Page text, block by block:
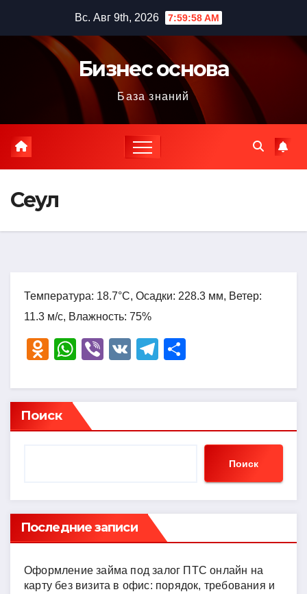
содержимому
Вс. Авг 9th, 2026 7:59:59 AM
Бизнес основа
База знаний
Сеул
Температура: 18.7°C, Осадки: 228.3 мм, Ветер:
11.3 м/с, Влажность: 75%
O
n
o
kl
ni
ki
W
at
s
A
Vi
er
V
T
e
a
р
в
ть
Поиск
Поиск
Последние записи
Оформление займа под залог ПТС онлайн на
карту без визита в офис: порядок, требования и